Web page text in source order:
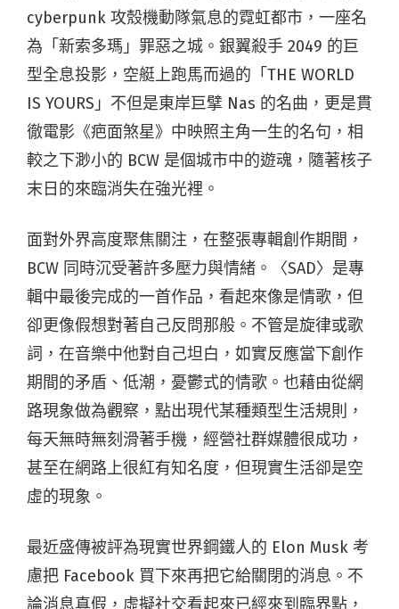
cyberpunk 攻殼機動隊氣息的霓虹都市，一座名
為「新索多瑪」罪惡之城。銀翼殺手 2049 的巨
型全息投影，空艇上跑馬而過的「THE WORLD
IS YOURS」不但是東岸巨擘 Nas 的名曲，更是貫
徹電影《疤面煞星》中映照主角一生的名句，相
較之下渺小的 BCW 是個城市中的遊魂，隨著核子
末日的來臨消失在強光裡。
面對外界高度聚焦關注，在整張專輯創作期間，
BCW 同時沉受著許多壓力與情緒。〈SAD〉是專
輯中最後完成的一首作品，看起來像是情歌，但
卻更像假想對著自己反問那般。不管是旋律或歌
詞，在音樂中他對自己坦白，如實反應當下創作
期間的矛盾、低潮，憂鬱式的情歌。也藉由從網
路現象做為觀察，點出現代某種類型生活規則，
每天無時無刻滑著手機，經營社群媒體很成功，
甚至在網路上很紅有知名度，但現實生活卻是空
虛的現象。
最近盛傳被評為現實世界鋼鐵人的 Elon Musk 考
慮把 Facebook 買下來再把它給關閉的消息。不
論消息真假，虛擬社交看起來已經來到臨界點，